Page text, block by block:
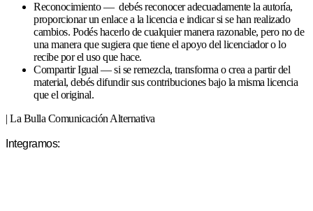
Reconocimiento — debés reconocer adecuadamente la autoría,
proporcionar un enlace a la licencia e indicar si se han realizado
cambios. Podés hacerlo de cualquier manera razonable, pero no de
una manera que sugiera que tiene el apoyo del licenciador o lo
recibe por el uso que hace.
Compartir Igual — si se remezcla, transforma o crea a partir del
material, debés difundir sus contribuciones bajo la misma licencia
que el original.
| La Bulla Comunicación Alternativa
Integramos: